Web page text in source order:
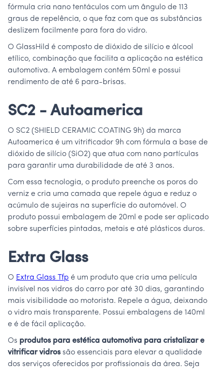
fórmula cria nano tentáculos com um ângulo de 113
graus de repelência, o que faz com que as substâncias
deslizem facilmente para fora do vidro.
O GlassHild é composto de dióxido de silício e álcool
etílico, combinação que facilita a aplicação na estética
automotiva. A embalagem contém 50ml e possui
rendimento de até 6 para-brisas.
SC2 - Autoamerica
O SC2 (SHIELD CERAMIC COATING 9h) da marca
Autoamerica é um vitrificador 9h com fórmula a base de
dióxido de silício (SiO2) que atua com nano partículas
para garantir uma durabilidade de até 3 anos.
Com essa tecnologia, o produto preenche os poros do
verniz e cria uma camada que repele água e reduz o
acúmulo de sujeiras na superfície do automóvel. O
produto possui embalagem de 20ml e pode ser aplicado
sobre superfícies pintadas, metais e até plásticos duros.
Extra Glass
O Extra Glass Tfp é um produto que cria uma película
invisível nos vidros do carro por até 30 dias, garantindo
mais visibilidade ao motorista. Repele a água, deixando
o vidro mais transparente. Possui embalagens de 140ml
e é de fácil aplicação.
Os produtos para estética automotiva para cristalizar e
vitrificar vidros são essenciais para elevar a qualidade
dos serviços oferecidos por profissionais da área. Seja